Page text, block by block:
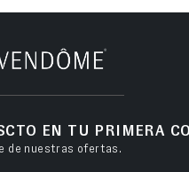
EN TU PRIMERA
de nuestras ofertas.